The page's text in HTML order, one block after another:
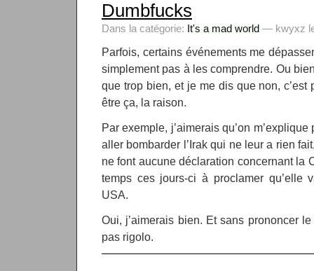
Dumbfucks
Dans la catégorie: It's a mad world — kwyxz
Parfois, certains événements me
simplement pas à les comprendre. Ou
que trop bien, et je me dis que non,
être ça, la raison.
Par exemple, j’aimerais qu’on
aller bombarder l’Irak qui ne leur a rien
ne font aucune déclaration concernant la
temps ces jours-ci à proclamer qu’elle
USA.
Oui, j’aimerais bien. Et sans prononcer le
pas rigolo.